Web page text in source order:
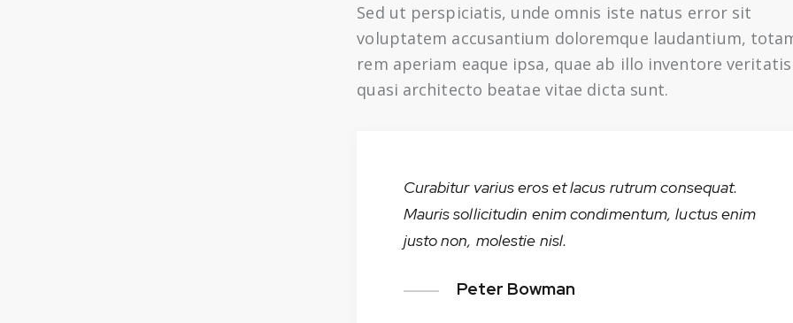
Sed ut perspiciatis, unde omnis iste natus error sit
voluptatem accusantium doloremque laudantium,
rem aperiam eaque ipsa, quae ab illo inventore
quasi architecto beatae vitae dicta sunt.
Curabitur varius eros et lacus rutrum consequat.
Mauris sollicitudin enim condimentum, luctus enim
justo non, molestie nisl.
Peter Bowman